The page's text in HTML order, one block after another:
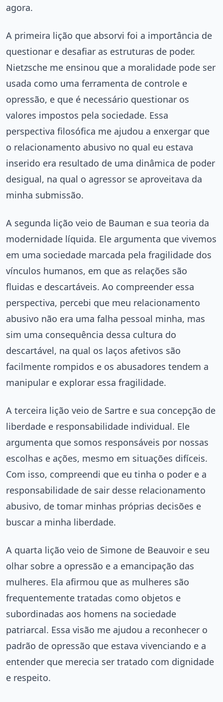
agora.
A primeira lição que absorvi foi a importância de
questionar e desafiar as estruturas de poder.
Nietzsche me ensinou que a moralidade pode ser
usada como uma ferramenta de controle e
opressão, e que é necessário questionar os
valores impostos pela sociedade. Essa
perspectiva filosófica me ajudou a enxergar que
o relacionamento abusivo no qual eu estava
inserido era resultado de uma dinâmica de poder
desigual, na qual o agressor se aproveitava da
minha submissão.
A segunda lição veio de Bauman e sua teoria da
modernidade líquida. Ele argumenta que vivemos
em uma sociedade marcada pela fragilidade dos
vínculos humanos, em que as relações são
fluidas e descartáveis. Ao compreender essa
perspectiva, percebi que meu relacionamento
abusivo não era uma falha pessoal minha, mas
sim uma consequência dessa cultura do
descartável, na qual os laços afetivos são
facilmente rompidos e os abusadores tendem a
manipular e explorar essa fragilidade.
A terceira lição veio de Sartre e sua concepção de
liberdade e responsabilidade individual. Ele
argumenta que somos responsáveis por nossas
escolhas e ações, mesmo em situações difíceis.
Com isso, compreendi que eu tinha o poder e a
responsabilidade de sair desse relacionamento
abusivo, de tomar minhas próprias decisões e
buscar a minha liberdade.
A quarta lição veio de Simone de Beauvoir e seu
olhar sobre a opressão e a emancipação das
mulheres. Ela afirmou que as mulheres são
frequentemente tratadas como objetos e
subordinadas aos homens na sociedade
patriarcal. Essa visão me ajudou a reconhecer o
padrão de opressão que estava vivenciando e a
entender que merecia ser tratado com dignidade
e respeito.